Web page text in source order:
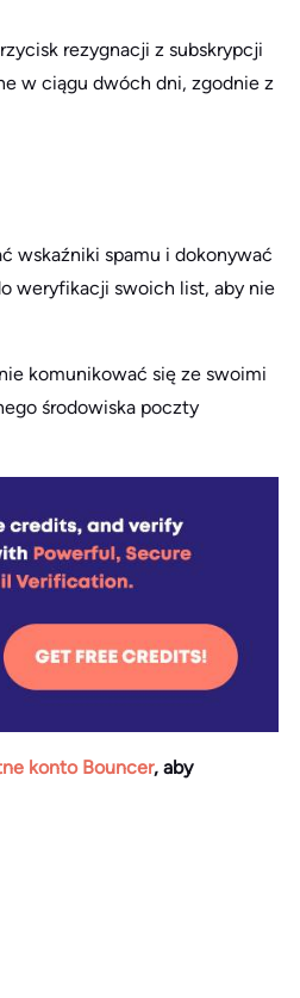
rezygnacji z subskrypcji
w ciągu dwóch dni, zgodnie z
wskaźniki spamu i dokonywać
weryfikacji swoich list, aby nie
komunikować się ze swoimi
środowiska poczty
konto Bouncer, aby